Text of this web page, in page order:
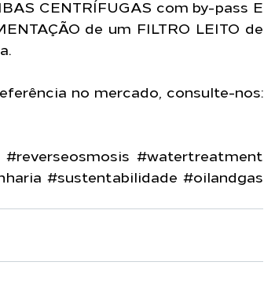
CENTRÍFUGAS com by-pass E
de um FILTRO LEITO de
#reverseosmosis #watertreatment
#sustentabilidade #oilandgas